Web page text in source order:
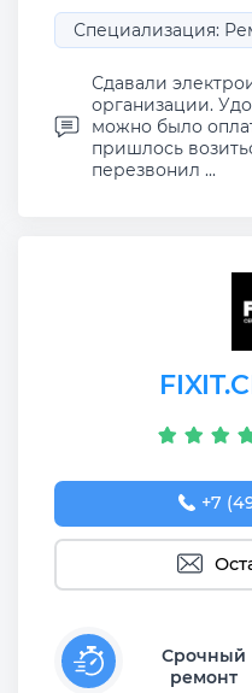
Специализация:
Сдавали
организации.
можно было
пришлось
перезвонил ...
+7
Срочный
ремонт